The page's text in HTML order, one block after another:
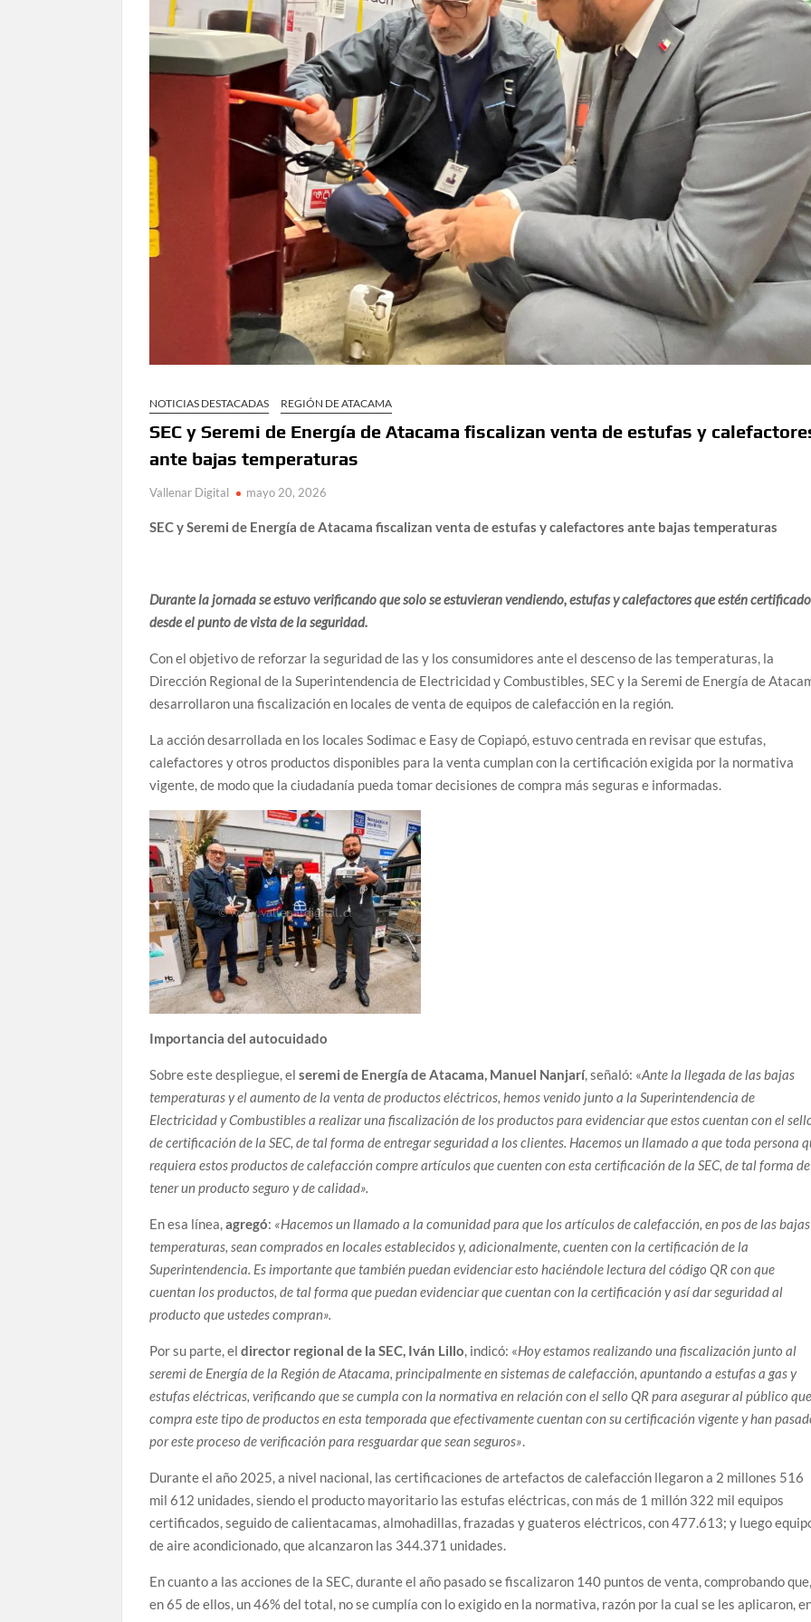
NOTICIAS DESTACADAS REGIÓN DE ATACAMA
SEC y Seremi de Energía de Atacama fiscalizan venta de estufas y
ante bajas temperaturas
Vallenar Digital mayo 20, 2026
SEC y Seremi de Energía de Atacama fiscalizan venta de estufas y calefactores ante bajas temperaturas
Durante la jornada se estuvo verificando que solo se estuvieran vendiendo, estufas y calefactores que estén
desde el punto de vista de la seguridad.
Con el objetivo de reforzar la seguridad de las y los consumidores ante el descenso de las temperaturas, la
Dirección Regional de la Superintendencia de Electricidad y Combustibles, SEC y la Seremi de Energía de
desarrollaron una fiscalización en locales de venta de equipos de calefacción en la región.
La acción desarrollada en los locales Sodimac e Easy de Copiapó, estuvo centrada en revisar que estufas,
calefactores y otros productos disponibles para la venta cumplan con la certificación exigida por la normativa
vigente, de modo que la ciudadanía pueda tomar decisiones de compra más seguras e informadas.
Importancia del autocuidado
Sobre este despliegue, elseremi de Energía de Atacama, Manuel Nanjarí, señaló: «Ante la llegada de las bajas
temperaturas y el aumento de la venta de productos eléctricos, hemos venido junto a la Superintendencia de
Electricidad y Combustibles a realizar una fiscalización de los productos para evidenciar que estos cuentan con el
de certificación de la SEC, de tal forma de entregar seguridad a los clientes. Hacemos un llamado a que toda persona
requiera estos productos de calefacción compre artículos que cuenten con esta certificación de la SEC, de tal forma de
tener un producto seguro y de calidad».
En esa línea,agregó: «Hacemos un llamado a la comunidad para que los artículos de calefacción, en pos de las bajas
temperaturas, sean comprados en locales establecidos y, adicionalmente, cuenten con la certificación de la
Superintendencia. Es importante que también puedan evidenciar esto haciéndole lectura del código QR con que
cuentan los productos, de tal forma que puedan evidenciar que cuentan con la certificación y así dar seguridad al
producto que ustedes compran».
Por su parte, eldirector regional de la SEC, Iván Lillo, indicó: «Hoy estamos realizando una fiscalización junto al
seremi de Energía de la Región de Atacama, principalmente en sistemas de calefacción, apuntando a estufas a gas y
estufas eléctricas, verificando que se cumpla con la normativa en relación con el sello QR para asegurar al público que
compra este tipo de productos en esta temporada que efectivamente cuentan con su certificación vigente y han
por este proceso de verificación para resguardar que sean seguros».
Durante el año 2025, a nivel nacional, las certificaciones de artefactos de calefacción llegaron a 2 millones 516
mil 612 unidades, siendo el producto mayoritario las estufas eléctricas, con más de 1 millón 322 mil equipos
certificados, seguido de calientacamas, almohadillas, frazadas y guateros eléctricos, con 477.613; y luego
de aire acondicionado, que alcanzaron las 344.371 unidades.
En cuanto a las acciones de la SEC, durante el año pasado se fiscalizaron 140 puntos de venta, comprobando que,
en 65 de ellos, un 46% del total, no se cumplía con lo exigido en la normativa, razón por la cual se les aplicaron,